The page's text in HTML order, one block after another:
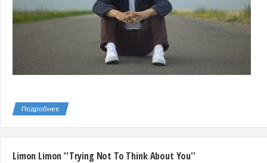
Подробнее
Limon Limon ''Trying Not To Think About You''